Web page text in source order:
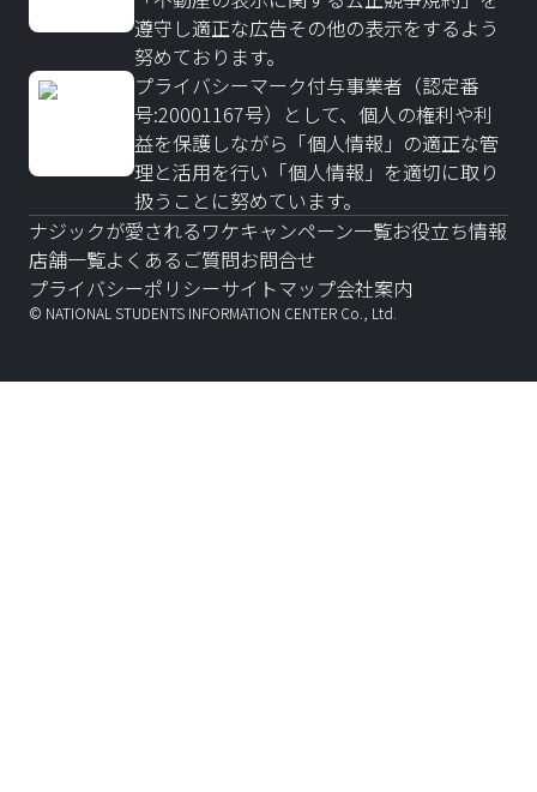
遵守し適正な広告その他の表示をするよう
努めております。
プライバシーマーク付与事業者（認定番
号:20001167号）として、個人の権利や利
益を保護しながら「個人情報」の適正な管
理と活用を行い「個人情報」を適切に取り
扱うことに努めています。
ナジックが愛されるワケキャンペーン一覧お役立ち情報
店舗一覧よくあるご質問お問合せ
プライバシーポリシーサイトマップ会社案内
© NATIONAL STUDENTS INFORMATION CENTER Co., Ltd.